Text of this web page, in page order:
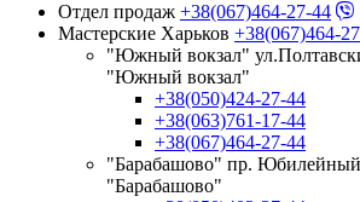
Отдел продаж +38(067)464-27-44
Мастерские Харьков +38(067)464-
"Южный вокзал"
"Южный вокзал"
+38(050)424-27-44
+38(063)761-17-44
+38(067)464-27-44
"Барабашово" пр.
"Барабашово"